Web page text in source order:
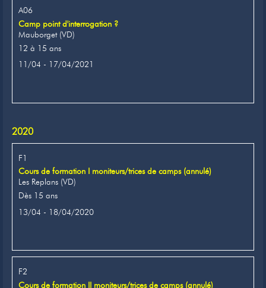
A06
Camp point d'interrogation ?
Mauborget (VD)
12 à 15 ans
11/04 - 17/04/2021
2020
F1
Cours de formation I moniteurs/trices de camps (annulé)
Les Replans (VD)
Dès 15 ans
13/04 - 18/04/2020
F2
Cours de formation II moniteurs/trices de camps (annulé)